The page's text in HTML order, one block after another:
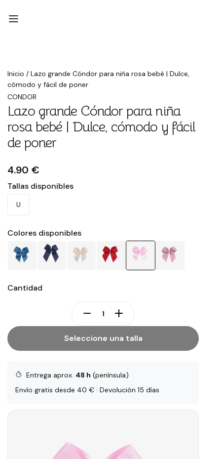
Inicio / Lazo grande Cóndor para niña rosa bebé | Dulce,
cómodo y fácil de poner
CONDOR
Lazo grande Cóndor para niña
rosa bebé | Dulce, cómodo y fácil
de poner
4.90 €
Tallas disponibles
U
Colores disponibles
Cantidad
Seleccione una talla
Entrega aprox. 48 h (península)
Envío gratis desde 40 € · Devolución 15 días